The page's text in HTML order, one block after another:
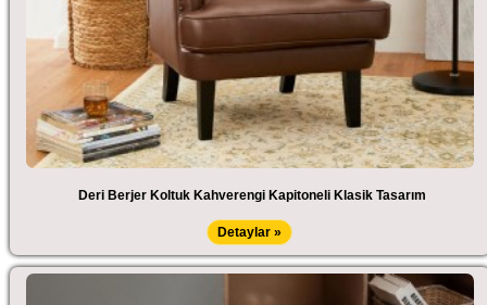
Deri Berjer Koltuk Kahverengi Kapitoneli Klasik Tasarım
Detaylar »